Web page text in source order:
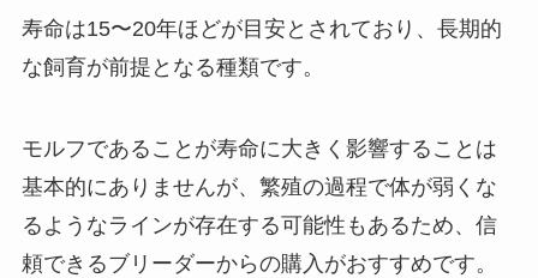
寿命は15〜20年ほどが目安とされており、長期的
な飼育が前提となる種類です。
モルフであることが寿命に大きく影響することは
基本的にありませんが、繁殖の過程で体が弱くな
るようなラインが存在する可能性もあるため、信
頼できるブリーダーからの購入がおすすめです。